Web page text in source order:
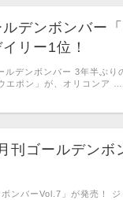
ルデンボンバー
リー1位！
デンボンバー 3年半ぶり
エポン」が、オリコンア …
刊ゴールデンボ
ンバーVol.7」が発売！ ジ